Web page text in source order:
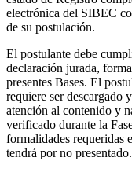
electrónica del SIBEC
de su postulación.
El postulante debe
declaración jurada,
presentes Bases. El
requiere ser descargado
atención al contenido y
verificado durante la
formalidades requeridas
tendrá por no presentado.